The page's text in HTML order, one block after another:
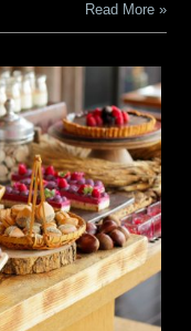
Read More